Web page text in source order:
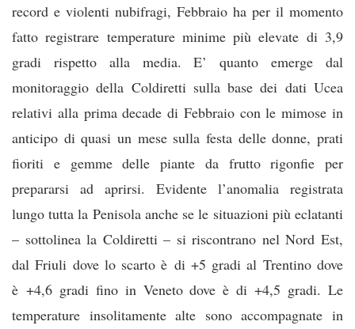
record e violenti nubifragi, Febbraio ha per il momento
fatto registrare temperature minime più elevate di 3,9
gradi rispetto alla media. E’ quanto emerge dal
monitoraggio della Coldiretti sulla base dei dati Ucea
relativi alla prima decade di Febbraio con le mimose in
anticipo di quasi un mese sulla festa delle donne, prati
fioriti e gemme delle piante da frutto rigonfie per
prepararsi ad aprirsi. Evidente l’anomalia registrata
lungo tutta la Penisola anche se le situazioni più eclatanti
– sottolinea la Coldiretti – si riscontrano nel Nord Est,
dal Friuli dove lo scarto è di +5 gradi al Trentino dove
è +4,6 gradi fino in Veneto dove è di +4,5 gradi. Le
temperature insolitamente alte sono accompagnate in